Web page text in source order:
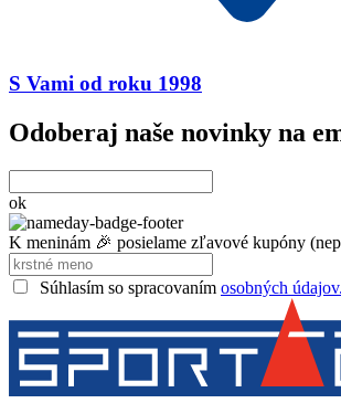
S Vami od roku 1998
Odoberaj naše novinky na
ok
K meninám 🎉 posielame zľavové kupóny
Súhlasím so spracovaním osobných údajov.